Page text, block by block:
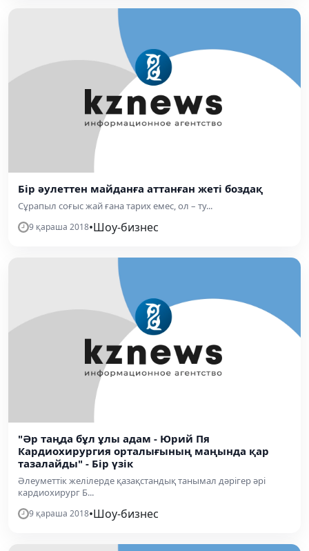
Бір әулеттен майданға аттанған жеті боздақ
Сұрапыл соғыс жай ғана тарих емес, ол – ту...
9 қараша 2018•Шоу-бизнес
"Әр таңда бұл ұлы адам - Юрий Пя
Кардиохирургия орталығының маңында қар
тазалайды" - Бір үзік
Әлеуметтік желілерде қазақстандық танымал дәрігер әрі
кардиохирург Б...
9 қараша 2018•Шоу-бизнес